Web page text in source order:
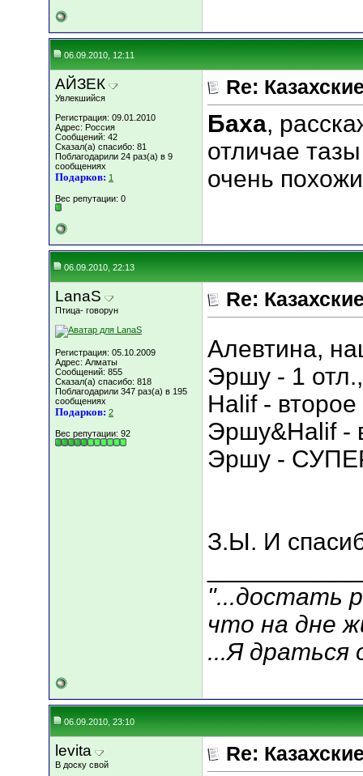
06.09.2010, 12:11
АЙЗЕК
Увлекшийся
Регистрация: 09.01.2010
Адрес: Россия
Сообщений: 42
Сказал(а) спасибо: 81
Поблагодарили 24 раз(а) в 9
сообщениях
Подарков: 1
Вес репутации: 0
Re:
Баха,
отличае
очень
06.09.2010, 22:13
LanaS
Птица- говорун
Регистрация: 05.10.2009
Адрес: Алматы
Сообщений: 855
Сказал(а) спасибо: 818
Поблагодарили 347 раз(а) в 195
сообщениях
Подарков: 2
Вес репутации: 92
Re:
Алевтина,
Эршу - 1
Halif -
Эршу&Halif -
Эршу -
З.Ы. И
"...достать
что на дне
...Я драться
06.09.2010, 23:10
levita
В доску свой Re: